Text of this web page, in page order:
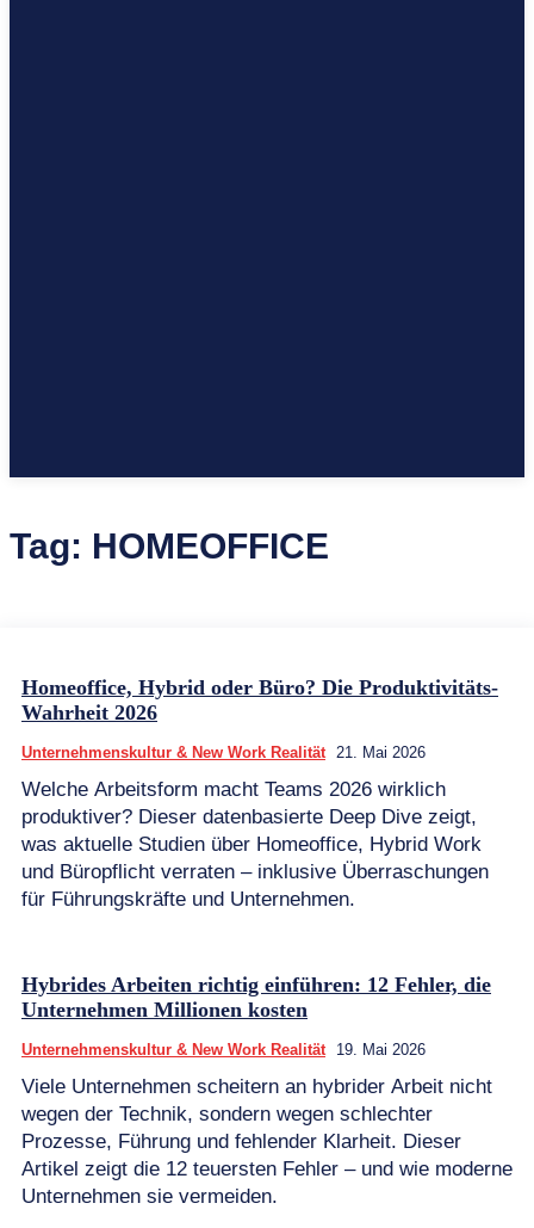
Tag: HOMEOFFICE
Homeoffice, Hybrid oder Büro? Die Produktivitäts-
Wahrheit 2026
Unternehmenskultur & New Work Realität 21. Mai 2026
Welche Arbeitsform macht Teams 2026 wirklich
produktiver? Dieser datenbasierte Deep Dive zeigt,
was aktuelle Studien über Homeoffice, Hybrid Work
und Büropflicht verraten – inklusive Überraschungen
für Führungskräfte und Unternehmen.
Hybrides Arbeiten richtig einführen: 12 Fehler, die
Unternehmen Millionen kosten
Unternehmenskultur & New Work Realität 19. Mai 2026
Viele Unternehmen scheitern an hybrider Arbeit nicht
wegen der Technik, sondern wegen schlechter
Prozesse, Führung und fehlender Klarheit. Dieser
Artikel zeigt die 12 teuersten Fehler – und wie moderne
Unternehmen sie vermeiden.